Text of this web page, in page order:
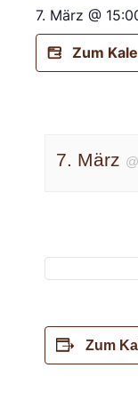
7. März @
Zum
7. März @
Zum